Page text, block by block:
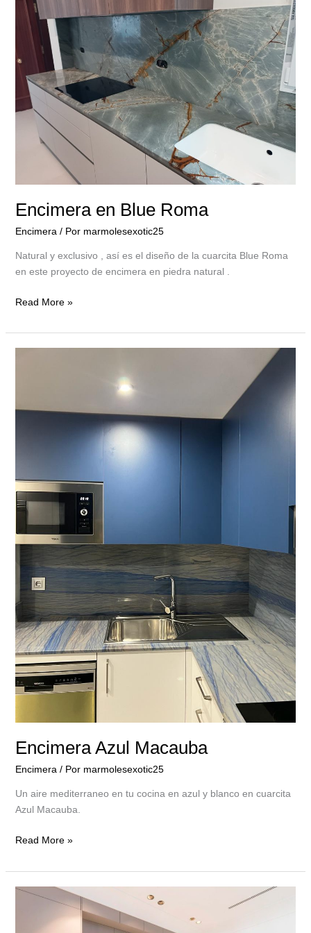
Encimera en Blue Roma
Encimera / Por marmolesexotic25
Natural y exclusivo , así es el diseño de la cuarcita Blue Roma
en este proyecto de encimera en piedra natural .
Blue
Roma
Read More »
Encimera Azul Macauba
Encimera/ Por marmolesexotic25
Un aire mediterraneo en tu cocina en azul y blanco en cuarcita
Azul Macauba.
Read More »
Isla
encimera